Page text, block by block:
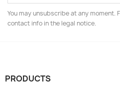
You may unsubscribe at any moment.
contact info in the legal notice.
PRODUCTS